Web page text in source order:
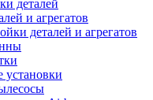
деталей
и агрегатов
деталей и агрегатов
установки